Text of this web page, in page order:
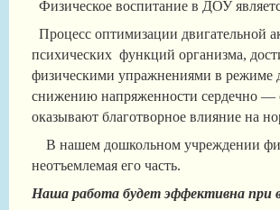
Физическое воспитание в ДОУ
Процесс оптимизации двигательной
психических функций организма,
физическими упражнениями в режиме
снижению напряженности сердечно —
оказывают благотворное влияние на
В нашем дошкольном учреждении
неотъемлемая его часть.
Наша работа будет эффективна при